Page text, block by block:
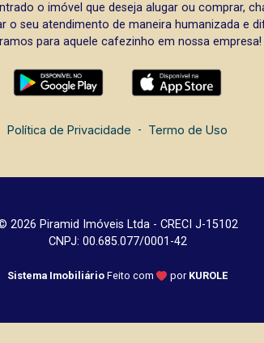
o imóvel que deseja alugar ou comprar,
seu atendimento de maneira humanizada e
para aquele cafezinho em nossa empresa!
Política de Privacidade - Termo de Uso
2026 Piramid Imóveis Ltda - CRECI J-15102
CNPJ: 00.685.077/0001-42
Sistema Imobiliário Feito com por KUROLE